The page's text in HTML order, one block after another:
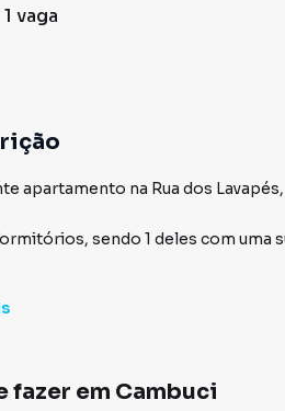
1 vaga
apartamento na Rua dos
sendo 1 deles com uma
fazer em Cambuci